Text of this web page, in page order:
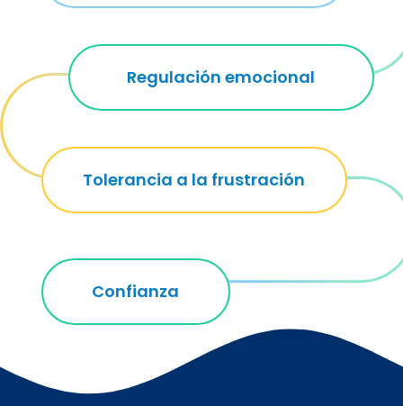
Regulación emocional
Tolerancia a la frustración
Confianza